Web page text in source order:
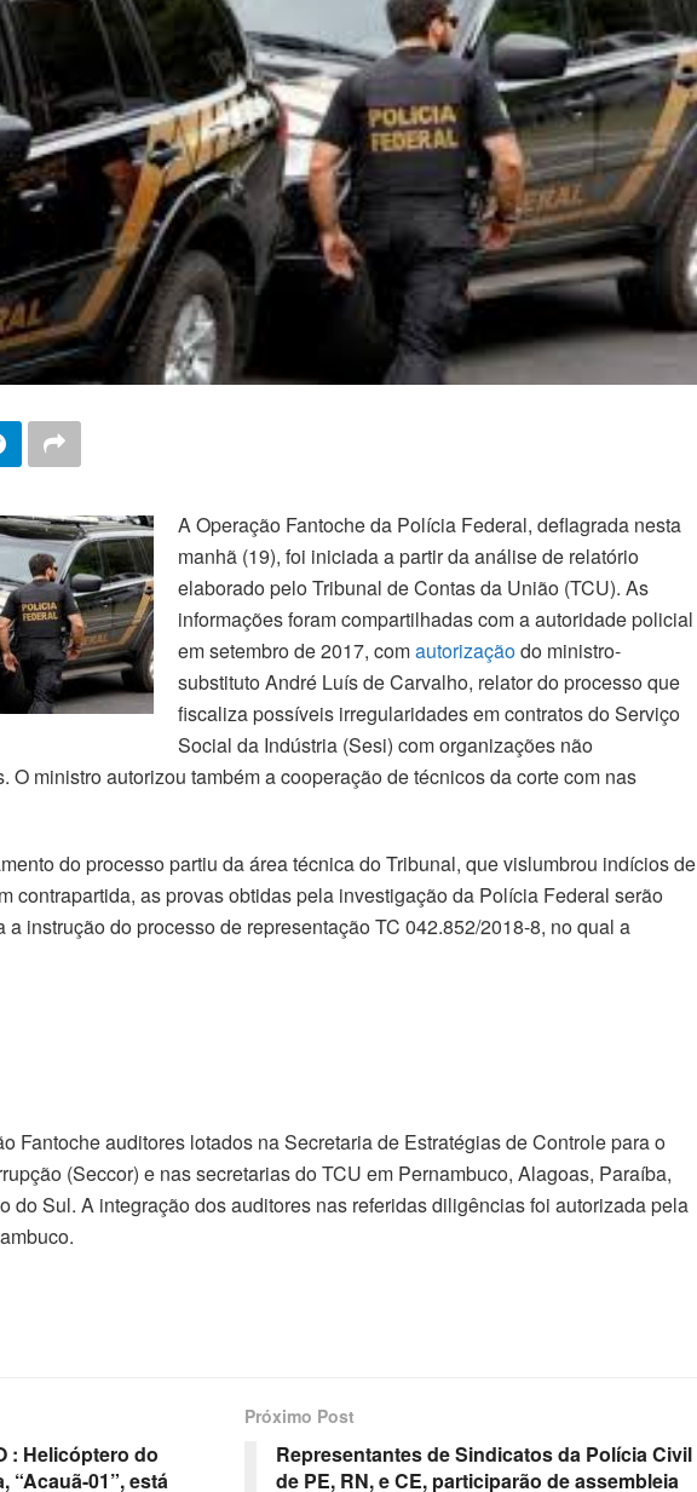
A Operação Fantoche da Polícia Federal, deflagrada nesta
manhã (19), foi iniciada a partir da análise de relatório
elaborado pelo Tribunal de Contas da União (TCU). As
informações foram compartilhadas com a autoridade policial
em setembro de 2017, comautorizaçãodo ministro-
substituto André Luís de Carvalho, relator do processo que
fiscaliza possíveis irregularidades em contratos do Serviço
Social da Indústria (Sesi) com organizações não
O ministro autorizou também a cooperação de técnicos da corte com nas
do processo partiu da área técnica do Tribunal, que vislumbrou indícios de
contrapartida, as provas obtidas pela investigação da Polícia Federal serão
a instrução do processo de representação TC 042.852/2018-8, no qual a
Fantoche auditores lotados na Secretaria de Estratégias de Controle para o
(Seccor) e nas secretarias do TCU em Pernambuco, Alagoas, Paraíba,
do Sul. A integração dos auditores nas referidas diligências foi autorizada pela
: Helicóptero do
“Acauã-01”, está
Próximo Post
Representantes de Sindicatos da Polícia Civil
de PE, RN, e CE, participarão de assembleia